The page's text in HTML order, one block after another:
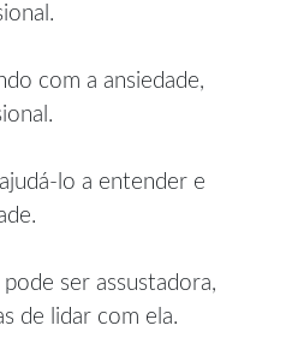
com a ansiedade,
lo a entender e
ser assustadora,
de lidar com ela.